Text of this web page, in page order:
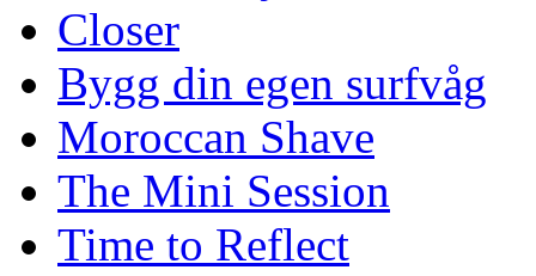
Closer
Bygg din egen surfvåg
Moroccan Shave
The Mini Session
Time to Reflect